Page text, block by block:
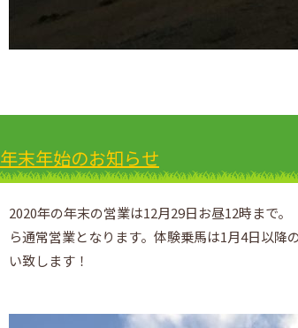
年末年始のお知らせ
2020年の年末の営業は12月29日お昼12時まで
ら通常営業となります。体験乗馬は1月4日以
い致します！